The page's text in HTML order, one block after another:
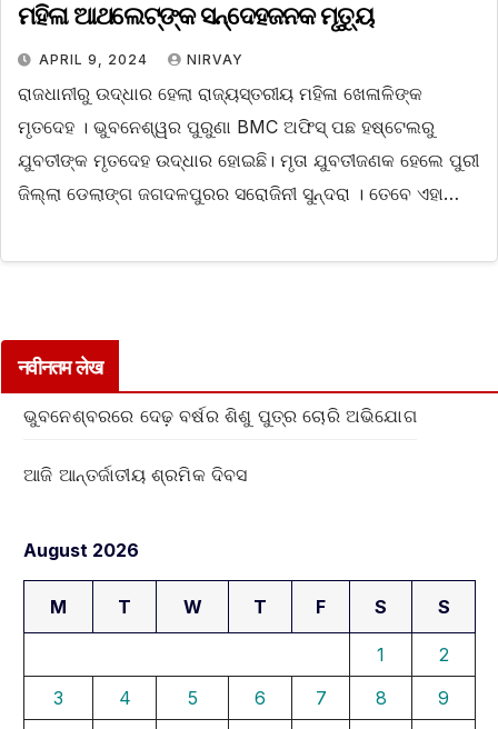
ମହିଳା ଆଥଲେଟ୍‌ଙ୍କ ସନ୍ଦେହଜନକ ମୃତ୍ୟୁ
APRIL 9, 2024 NIRVAY
ରାଜଧାନୀରୁ ଉଦ୍ଧାର ହେଲା ରାଜ୍ୟସ୍ତରୀୟ ମହିଳା ଖେଳାଳିଙ୍କ
ମୃତଦେହ । ଭୁବନେଶ୍ୱର ପୁରୁଣା BMC ଅଫିସ୍ ପଛ ହଷ୍ଟେଲରୁ
ଯୁବତୀଙ୍କ ମୃତଦେହ ଉଦ୍ଧାର ହୋଇଛି। ମୃତା ଯୁବତୀଜଣକ ହେଲେ ପୁରୀ
ଜିଲ୍ଲା ଡେଲାଙ୍ଗ ଜଗଦଳପୁରର ସରୋଜିନୀ ସୁନ୍ଦରା । ତେବେ ଏହା…
नवीनतम लेख
ଭୁବନେଶ୍ବରରେ ଦେଢ଼ ବର୍ଷର ଶିଶୁ ପୁତ୍ର ଚୋରି ଅଭିଯୋଗ
ଆଜି ଆନ୍ତର୍ଜାତୀୟ ଶ୍ରମିକ ଦିବସ
August 2026
M T W T F S S
1
2
3
4 5 6 7 8
9